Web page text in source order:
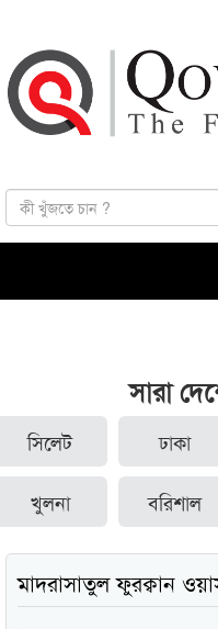
সারা
সিলেট ঢাকা
খুলনা বরিশাল
মাদরাসাতুল ফুরক্বান